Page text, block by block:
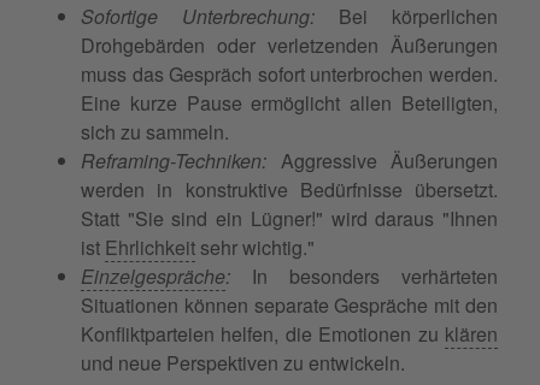
Sofortige Unterbrechung: Bei körperlichen
Drohgebärden oder verletzenden Äußerungen
muss das Gespräch sofort unterbrochen werden.
Eine kurze Pause ermöglicht allen Beteiligten,
sich zu sammeln.
Reframing-Techniken: Aggressive Äußerungen
werden in konstruktive Bedürfnisse übersetzt.
Statt "Sie sind ein Lügner!" wird daraus "Ihnen
ist Ehrlichkeit sehr wichtig."
Einzelgespräche: In besonders verhärteten
Situationen können separate Gespräche mit den
Konfliktparteien helfen, die Emotionen zu klären
und neue Perspektiven zu entwickeln.